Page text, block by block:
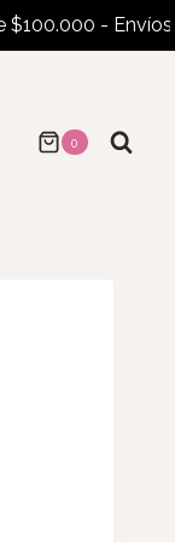
- Envíos al
0